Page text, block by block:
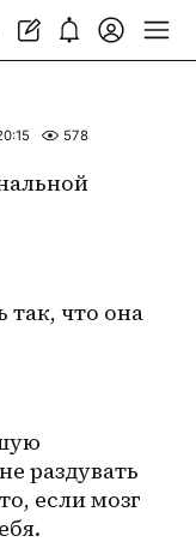
578
что она
раздувать
если мозг